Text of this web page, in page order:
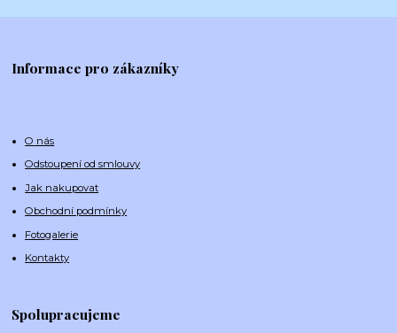
Informace pro zákazníky
O nás
Odstoupení od smlouvy
Jak nakupovat
Obchodní podmínky
Fotogalerie
Kontakty
Spolupracujeme